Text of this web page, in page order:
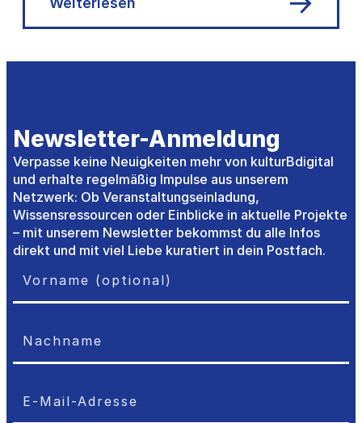
Newsletter-Anmeldung
Verpasse keine Neuigkeiten mehr von kulturBdigital
und erhalte regelmäßig Impulse aus unserem
Netzwerk: Ob Veranstaltungseinladung,
Wissensressourcen oder Einblicke in aktuelle Projekte
– mit unserem Newsletter bekommst du alle Infos
direkt und mit viel Liebe kuratiert in dein Postfach.